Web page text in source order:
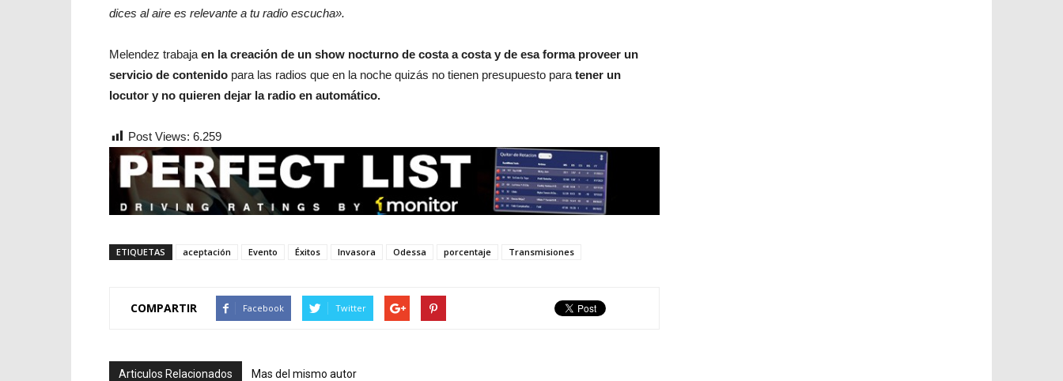
dices al aire es relevante a tu radio escucha».
Melendez trabaja en la creación de un show nocturno de costa a costa y de esa forma proveer un
servicio de contenido para las radios que en la noche quizás no tienen presupuesto para tener un
locutor y no quieren dejar la radio en automático.
Post Views: 6.259
ETIQUETAS aceptación Evento Éxitos Invasora Odessa porcentaje Transmisiones
COMPARTIR Facebook Twitter
Articulos Relacionados Mas del mismo autor